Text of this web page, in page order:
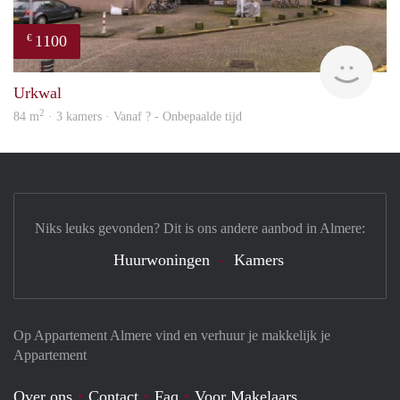
€ 1100
rent
Urkwal
84 m2 · 3 kamers · Vanaf ? - Onbepaalde tijd
Op Appartement Almere vind en verhuur je makkelijk je
Appartement
Over ons Contact Faq Voor Makelaars
Niks leuks gevonden? Dit is ons andere aanbod in Almere:
Huurwoningen Kamers